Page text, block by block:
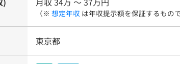
（※ 想定年収 は年収提示額を保証するもの
東京都